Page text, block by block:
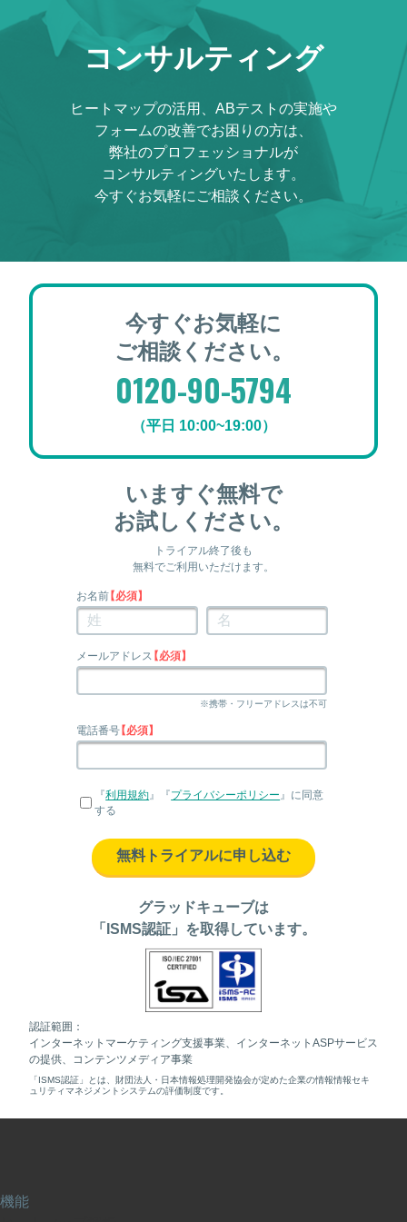
コンサルティング
ヒートマップの活用、ABテストの実施や
フォームの改善でお困りの方は、
弊社のプロフェッショナルが
コンサルティングいたします。
今すぐお気軽にご相談ください。
今すぐお気軽に
ご相談ください。
0120-90-5794
（平日 10:00~19:00）
グラッドキューブは
「ISMS認証」を取得しています。
認証範囲：
インターネットマーケティング支援事業、インターネットASPサービス
の提供、コンテンツメディア事業
「ISMS認証」とは、財団法人・日本情報処理開発協会が定めた企業の情報情報セキ
ュリティマネジメントシステムの評価制度です。
いますぐ無料で
お試しください。
トライアル終了後も
無料でご利用いただけます。
お名前【必須】
メールアドレス【必須】
※携帯・フリーアドレスは不可
電話番号【必須】
『利用規約 』『プライバシーポリシー 』に同意
する
無料トライアルに申し込む
機能